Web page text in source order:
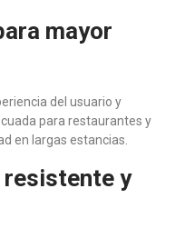
mayor
del usuario y
para restaurantes y
en largas estancias.
y